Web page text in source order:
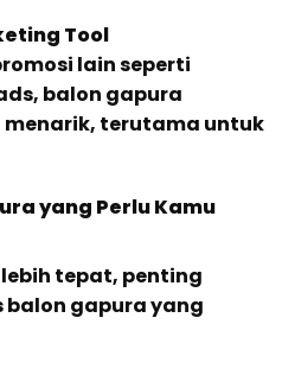
Tool
lain seperti
balon gapura
menarik, terutama untuk
yang Perlu Kamu
tepat, penting
balon gapura yang